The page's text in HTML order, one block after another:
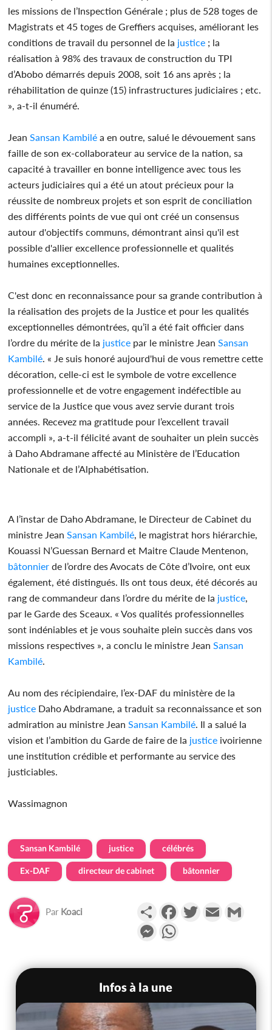
les missions de l’Inspection Générale ; plus de 528 toges de
Magistrats et 45 toges de Greffiers acquises, améliorant les
conditions de travail du personnel de la justice ; la
réalisation à 98% des travaux de construction du TPI
d’Abobo démarrés depuis 2008, soit 16 ans après ; la
réhabilitation de quinze (15) infrastructures judiciaires ; etc.
», a-t-il énuméré.
Jean Sansan Kambilé a en outre, salué le dévouement sans
faille de son ex-collaborateur au service de la nation, sa
capacité à travailler en bonne intelligence avec tous les
acteurs judiciaires qui a été un atout précieux pour la
réussite de nombreux projets et son esprit de conciliation
des différents points de vue qui ont créé un consensus
autour d'objectifs communs, démontrant ainsi qu'il est
possible d'allier excellence professionnelle et qualités
humaines exceptionnelles.
C'est donc en reconnaissance pour sa grande contribution à
la réalisation des projets de la Justice et pour les qualités
exceptionnelles démontrées, qu’il a été fait officier dans
l’ordre du mérite de la justice par le ministre Jean Sansan
Kambilé . « Je suis honoré aujourd'hui de vous remettre cette
décoration, celle-ci est le symbole de votre excellence
professionnelle et de votre engagement indéfectible au
service de la Justice que vous avez servie durant trois
années. Recevez ma gratitude pour l’excellent travail
accompli », a-t-il félicité avant de souhaiter un plein succès
à Daho Abdramane affecté au Ministère de l’Education
Nationale et de l’Alphabétisation.
A l’instar de Daho Abdramane, le Directeur de Cabinet du
ministre Jean Sansan Kambilé , le magistrat hors hiérarchie,
Kouassi N’Guessan Bernard et Maitre Claude Mentenon,
bâtonnier de l’ordre des Avocats de Côte d’Ivoire, ont eux
également, été distingués. Ils ont tous deux, été décorés au
rang de commandeur dans l’ordre du mérite de la justice
par le Garde des Sceaux. « Vos qualités professionnelles
sont indéniables et je vous souhaite plein succès dans vos
missions respectives », a conclu le ministre Jean Sansan
Kambilé
Au nom des récipiendaire, l’ex-DAF du ministère de la
justice Daho Abdramane, a traduit sa reconnaissance et son
admiration au ministre Jean Sansan Kambilé . Il a salué la
vision et l’ambition du Garde de faire de la justice ivoirienne
une institution crédible et performante au service des
justiciables.
Wassimagnon
Sansan Kambilé justice célébrés
Ex-DAF directeur de cabinet bâtonnier
Par Koaci PartagerFacebookTwitterEmail
Messenger
Infos à la une